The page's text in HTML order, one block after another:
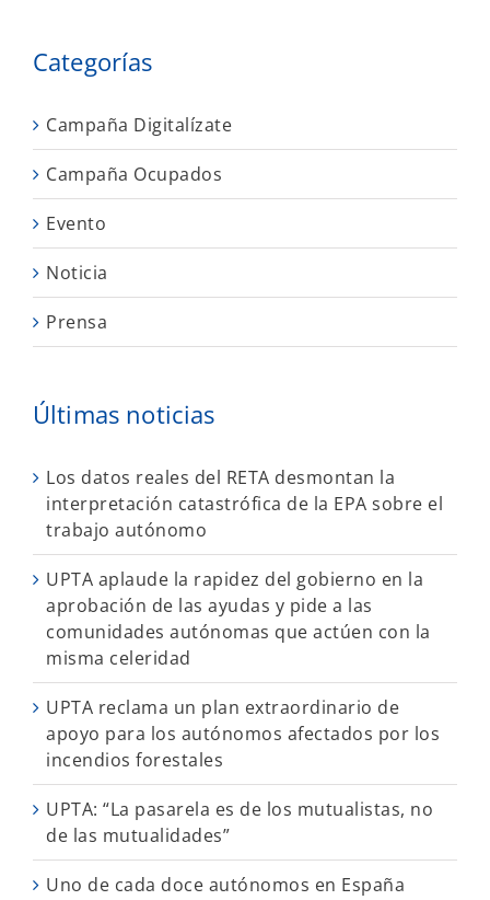
Categorías
Campaña Digitalízate
Campaña Ocupados
Evento
Noticia
Prensa
Últimas noticias
Los datos reales del RETA desmontan la
interpretación catastrófica de la EPA sobre el
trabajo autónomo
UPTA aplaude la rapidez del gobierno en la
aprobación de las ayudas y pide a las
comunidades autónomas que actúen con la
misma celeridad
UPTA reclama un plan extraordinario de
apoyo para los autónomos afectados por los
incendios forestales
UPTA: “La pasarela es de los mutualistas, no
de las mutualidades”
Uno de cada doce autónomos en España